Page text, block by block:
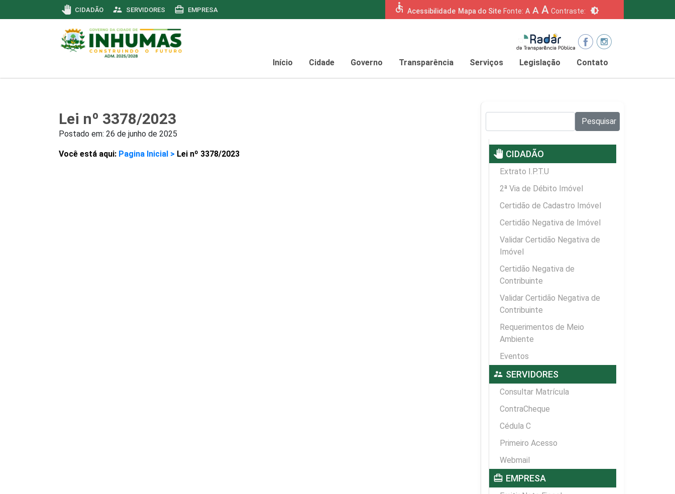
pan_tool CIDADÃO supervisor_account SERVIDORES card_travel EMPRESA accessible Acessibilidade Mapa do Site Fonte: A A A Contraste: brightness_6
Início Cidade Governo Transparência Serviços Legislação Contato
Lei nº 3378/2023
Postado em: 26 de junho de 2025
Você está aqui: Pagina Inicial > Lei nº 3378/2023
Pesquisar
pan_tool CIDADÃO
Extrato I.P.T.U
2ª Via de Débito Imóvel
Certidão de Cadastro Imóvel
Certidão Negativa de Imóvel
Validar Certidão Negativa de
Imóvel
Certidão Negativa de
Contribuinte
Validar Certidão Negativa de
Contribuinte
Requerimentos de Meio
Ambiente
Eventos
supervisor_account SERVIDORES
Consultar Matrícula
ContraCheque
Cédula C
Primeiro Acesso
Webmail
card_travel EMPRESA